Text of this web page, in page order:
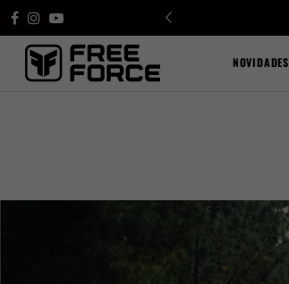
NOVIDADES